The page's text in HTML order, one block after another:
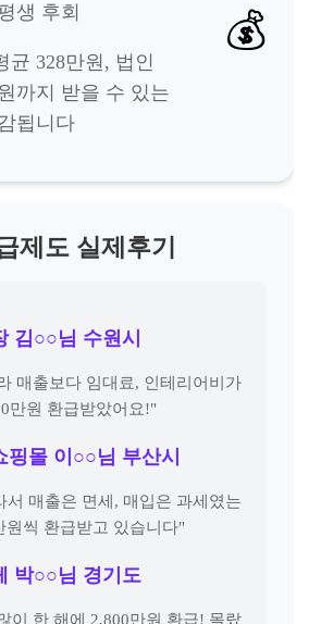
생 후회
균 328만원, 법인
까지 받을 수 있는
됩니다
💰
제도 실제후기
김○○님 수원시
매출보다 임대료, 인테리어비가
만원 환급받았어요!"
핑몰 이○○님 부산시
서 매출은 면세, 매입은 과세였는
원씩 환급받고 있습니다"
박○○님 경기도
이 한 해에 2,800만원 환급! 몰랐